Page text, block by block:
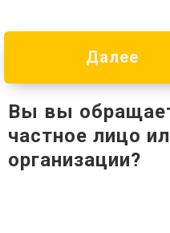
Далее
Вы вы
частное лицо
организации?